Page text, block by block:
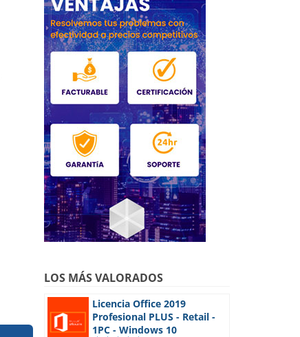
LOS MÁS VALORADOS
Licencia Office 2019
Profesional PLUS - Retail -
1PC - Windows 10